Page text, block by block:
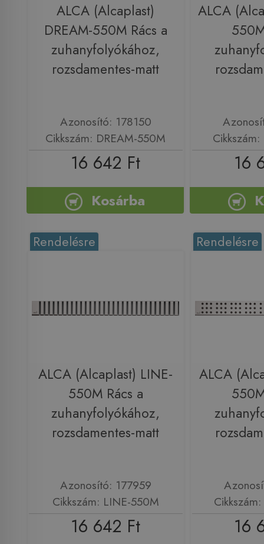
ALCA (Alcaplast)
DREAM-550M Rács a
zuhanyfolyókához,
rozsdamentes-matt
Azonosító: 178150
Cikkszám: DREAM-550M
16 642 Ft
Kosárba
ALCA
16
Rendelésre
ALCA (Alcaplast) LINE-
550M Rács a
zuhanyfolyókához,
rozsdamentes-matt
Azonosító: 177959
Cikkszám: LINE-550M
16 642 Ft
Rendelésre
ALCA
16